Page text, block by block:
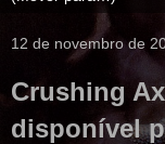
12 de novembro de
Crushing
disponível